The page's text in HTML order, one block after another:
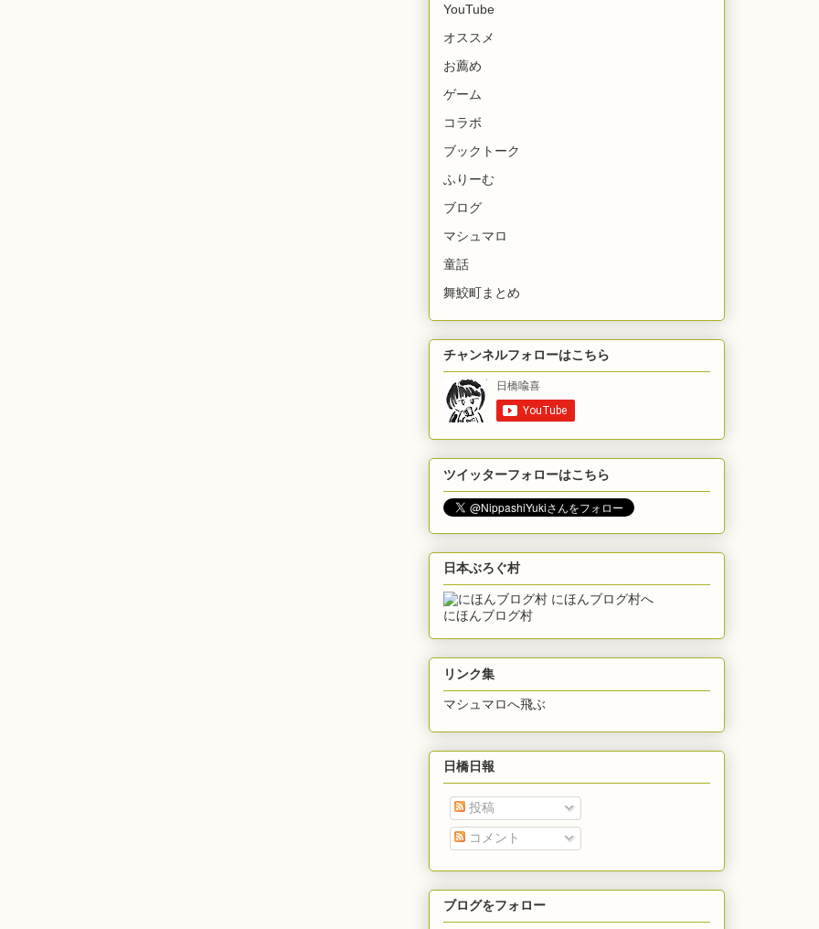
YouTube
オススメ
お薦め
ゲーム
コラボ
ブックトーク
ふりーむ
ブログ
マシュマロ
童話
舞鮫町まとめ
チャンネルフォローはこちら
ツイッターフォローはこちら
日本ぶろぐ村
にほんブログ村
リンク集
マシュマロへ飛ぶ
日橋日報
投稿
コメント
ブログをフォロー